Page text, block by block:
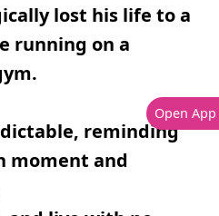
lost his life to a
running on a
reminding
moment and
Open App